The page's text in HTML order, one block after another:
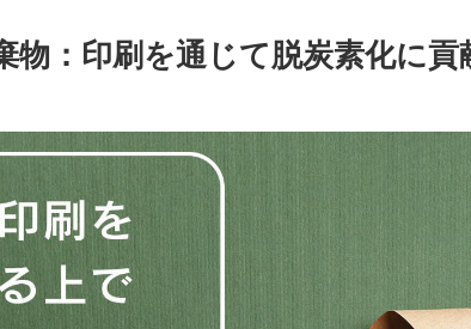
物：印刷を通じて脱炭素化に